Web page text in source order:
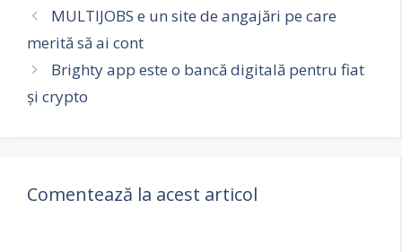
MULTIJOBS e un site de angajări pe care
merită să ai cont
Brighty app este o bancă digitală pentru fiat
și crypto
Comentează la acest articol